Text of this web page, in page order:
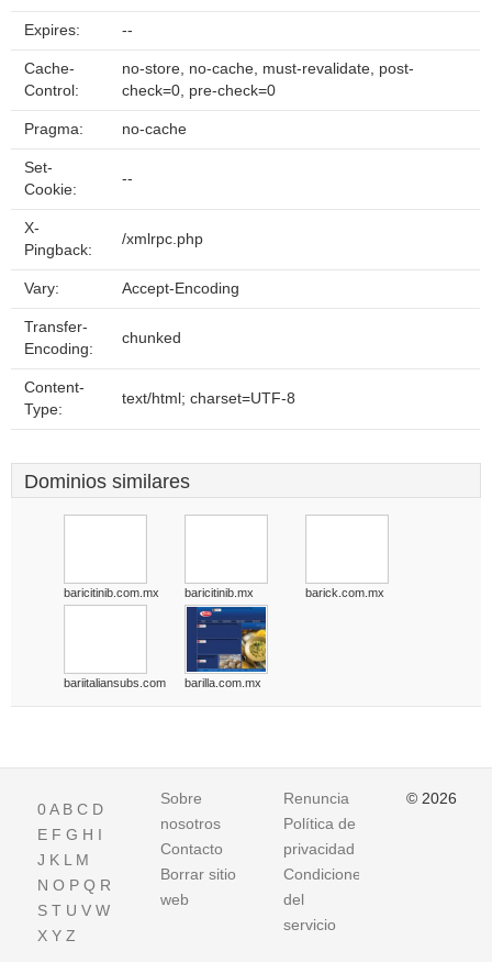
Expires: --
Cache-
Control:
no-store, no-cache, must-revalidate, post-
check=0, pre-check=0
Pragma: no-cache
Set-
Cookie:
--
X-
Pingback:
/xmlrpc.php
Vary: Accept-Encoding
Transfer-
Encoding:
chunked
Content-
Type:
text/html; charset=UTF-8
Dominios similares
baricitinib.com.mx baricitinib.mx barick.com.mx
bariitaliansubs.com barilla.com.mx
0A B C D
E F G H I
J K L M
N O P Q R
S T U V W
X Y Z
Sobre
nosotros
Contacto
Borrar sitio
web
Renuncia
Política de
privacidad
Condiciones
del
servicio
© 2026